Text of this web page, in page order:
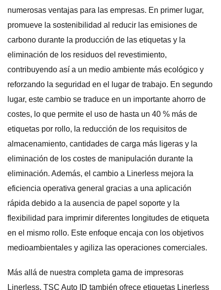
numerosas ventajas para las empresas. En primer lugar,
promueve la sostenibilidad al reducir las emisiones de
carbono durante la producción de las etiquetas y la
eliminación de los residuos del revestimiento,
contribuyendo así a un medio ambiente más ecológico y
reforzando la seguridad en el lugar de trabajo. En segundo
lugar, este cambio se traduce en un importante ahorro de
costes, lo que permite el uso de hasta un 40 % más de
etiquetas por rollo, la reducción de los requisitos de
almacenamiento, cantidades de carga más ligeras y la
eliminación de los costes de manipulación durante la
eliminación. Además, el cambio a Linerless mejora la
eficiencia operativa general gracias a una aplicación
rápida debido a la ausencia de papel soporte y la
flexibilidad para imprimir diferentes longitudes de etiqueta
en el mismo rollo. Este enfoque encaja con los objetivos
medioambientales y agiliza las operaciones comerciales.
Más allá de nuestra completa gama de impresoras
Linerless, TSC Auto ID también ofrece etiquetas Linerless